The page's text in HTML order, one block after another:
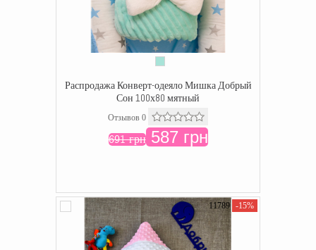
Распродажа Конверт-одеяло Мишка Добрый
Сон 100х80 мятный
Отзывов 0
691 грн587 грн
11789 -15%